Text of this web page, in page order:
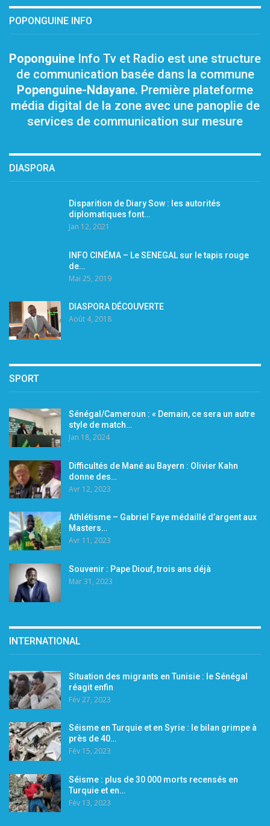
POPONGUINE INFO
Poponguine Info Tv et Radio est une structure
de communication basée dans la commune
Popenguine-Ndayane. Première plateforme
média digital de la zone avec une panoplie de
services de communication sur mesure
DIASPORA
Disparition de Diary Sow : les autorités
diplomatiques font…
Jan 12, 2021
INFO CINÉMA – Le SENEGAL sur le tapis rouge
de…
Mai 25, 2019
DIASPORA DÉCOUVERTE
Août 4, 2018
SPORT
Sénégal/Cameroun : « Demain, ce sera un autre
style de match…
Jan 18, 2024
Difficultés de Mané au Bayern : Olivier Kahn
donne des…
Avr 12, 2023
Athlétisme – Gabriel Faye médaillé d’argent aux
Masters…
Avr 11, 2023
Souvenir : Pape Diouf, trois ans déjà
Mar 31, 2023
INTERNATIONAL
Situation des migrants en Tunisie : le Sénégal
réagit enfin
Fév 27, 2023
Séisme en Turquie et en Syrie : le bilan grimpe à
près de 40…
Fév 15, 2023
Séisme : plus de 30 000 morts recensés en
Turquie et en…
Fév 13, 2023